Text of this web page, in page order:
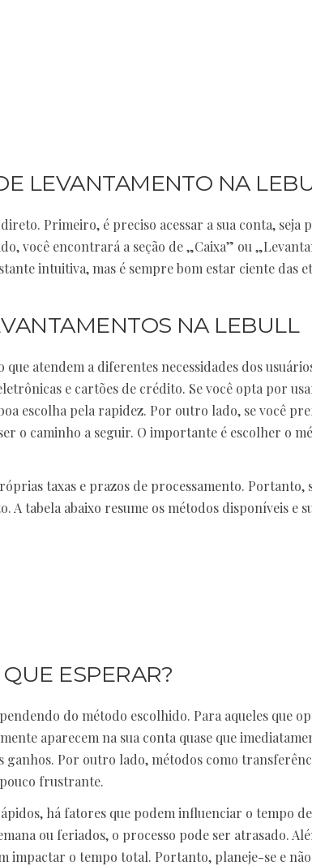
LEVANTAMENTO NA
Primeiro, é preciso acessar a sua conta, seja
você encontrará a seção de „Caixa” ou
intuitiva, mas é sempre bom estar ciente das
NA LEBULL
atendem a diferentes necessidades dos
e cartões de crédito. Se você opta por
escolha pela rapidez. Por outro lado, se você
o caminho a seguir. O importante é escolher o
taxas e prazos de processamento. Portanto,
tabela abaixo resume os métodos disponíveis e
ESPERAR?
do método escolhido. Para aqueles que
aparecem na sua conta quase que
ganhos. Por outro lado, métodos como
pouco frustrante.
há fatores que podem influenciar o tempo
ou feriados, o processo pode ser atrasado.
impactar o tempo total. Portanto, planeje-se e